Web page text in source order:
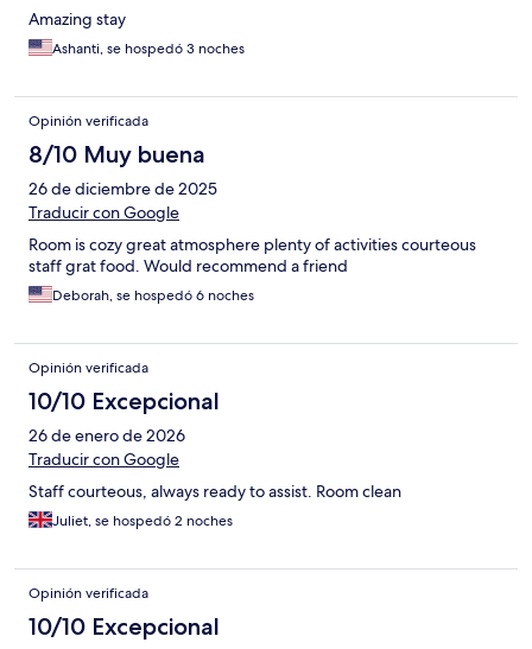
Amazing stay
Ashanti, se hospedó 3 noches
Opinión verificada
8/10 Muy buena
26 de diciembre de 2025
Traducir con Google
Room is cozy great atmosphere plenty of activities courteous
staff grat food. Would recommend a friend
Deborah, se hospedó 6 noches
Opinión verificada
10/10 Excepcional
26 de enero de 2026
Traducir con Google
Staff courteous, always ready to assist. Room clean
Juliet, se hospedó 2 noches
Opinión verificada
10/10 Excepcional